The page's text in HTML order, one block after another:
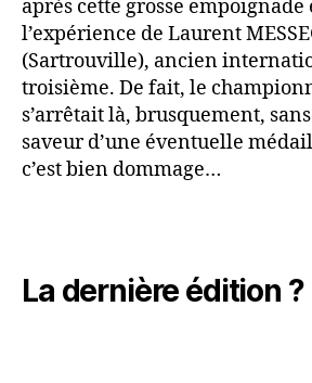
après cette grosse empoignade
l’expérience de Laurent
(Sartrouville), ancien
troisième. De fait, le
s’arrêtait là, brusquement,
saveur d’une éventuelle
c’est bien dommage…
La dernière édition ?